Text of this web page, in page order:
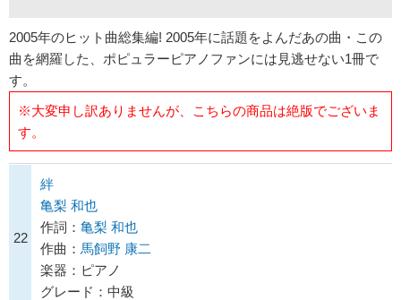
2005年のヒット曲総集編! 2005年に話題をよんだあの曲・この
曲を網羅した、ポピュラーピアノファンには見逃せない1冊で
す。
※大変申し訳ありませんが、こちらの商品は絶版でございま
す。
22
絆
亀梨 和也
作詞： 亀梨 和也
作曲： 馬飼野 康二
楽器：ピアノ
グレード：中級